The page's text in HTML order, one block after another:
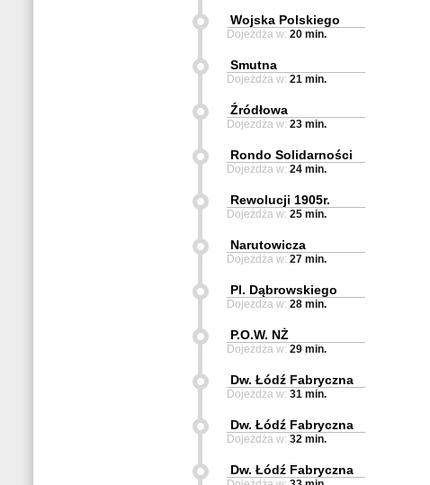
Wojska Polskiego
Dojeżdża w: 20 min.
Smutna
Dojeżdża w: 21 min.
Źródłowa
Dojeżdża w: 23 min.
Rondo Solidarności
Dojeżdża w: 24 min.
Rewolucji 1905r.
Dojeżdża w: 25 min.
Narutowicza
Dojeżdża w: 27 min.
Pl. Dąbrowskiego
Dojeżdża w: 28 min.
P.O.W. NŻ
Dojeżdża w: 29 min.
Dw. Łódź Fabryczna
Dojeżdża w: 31 min.
Dw. Łódź Fabryczna
Dojeżdża w: 32 min.
Dw. Łódź Fabryczna